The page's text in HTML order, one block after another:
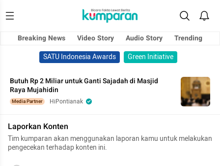
Breaking News Video Story Audio Story
Trending
SATU Indonesia Awards
Green Initiative
Butuh Rp 2 Miliar untuk Ganti Sajadah di Masjid
Raya Mujahidin
Media Partner HiPontianak
Laporkan Konten
Tim kumparan akan menggunakan laporan kamu untuk melakukan
pengecekan terhadap konten ini.